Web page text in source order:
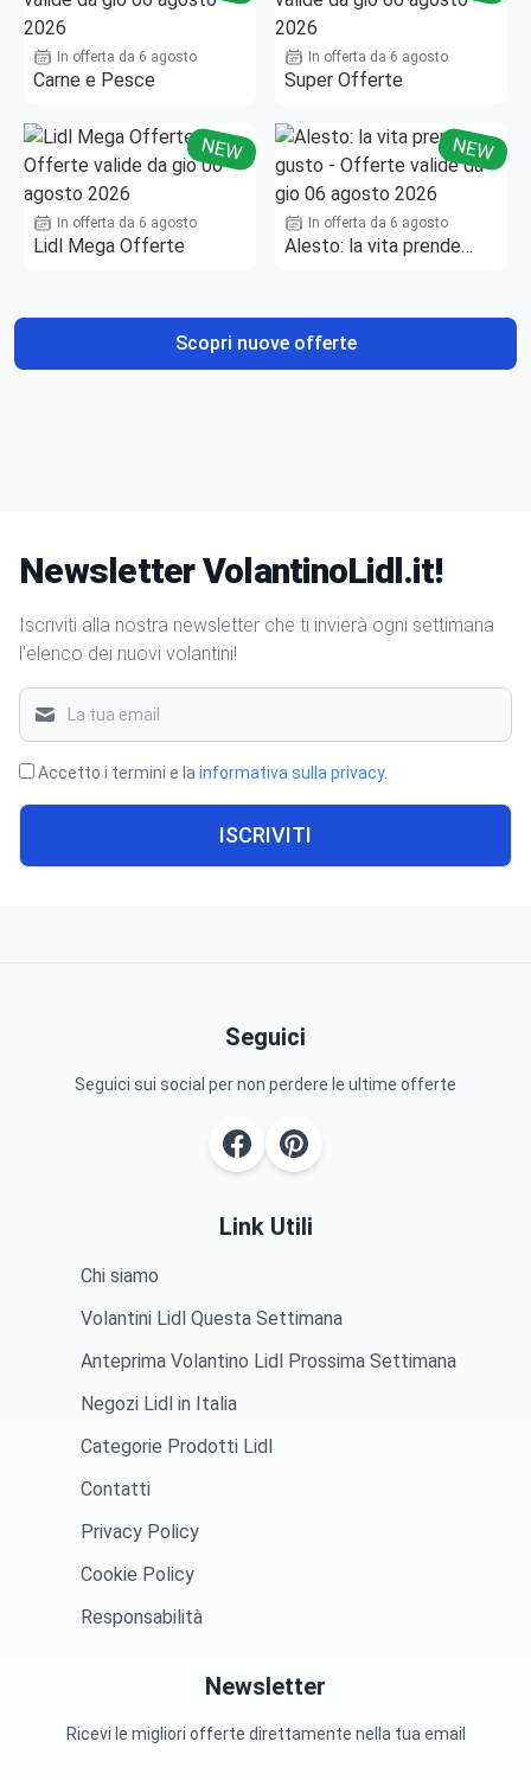
In offerta da 6 agosto
Carne e Pesce
In offerta da 6 agosto
Super Offerte
NEW
In offerta da 6 agosto
Lidl Mega Offerte
NEW
In offerta da 6 agosto
Alesto: la vita prende
Scopri nuove offerte
Newsletter VolantinoLidl.it!
Iscriviti alla nostra newsletter che ti invierà ogni settimana
l'elenco dei nuovi volantini!
Accetto i termini e la informativa sulla privacy.
ISCRIVITI
Seguici
Seguici sui social per non perdere le ultime offerte
Link Utili
Chi siamo
Volantini Lidl Questa Settimana
Anteprima Volantino Lidl Prossima Settimana
Negozi Lidl in Italia
Categorie Prodotti Lidl
Contatti
Privacy Policy
Cookie Policy
Responsabilità
Newsletter
Ricevi le migliori offerte direttamente nella tua email